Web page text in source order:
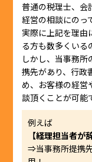
普通の税理士、会
経営の相談にのっ
実際に上記を理由
る方も数多くいる
しかし、当事務
携先があり、行政
め、お客様の経営
談頂くことが可能
例えば
【経理担当者が
⇒当事務所提携